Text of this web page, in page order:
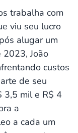
trabalha com
viu seu lucro
alugar um
João
custos
de seu
3,5 mil e R$ 4
a
a cada um